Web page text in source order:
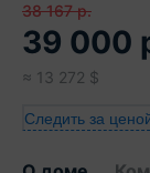
38 167 р.
39 000
≈ 13 272 $
Следить за